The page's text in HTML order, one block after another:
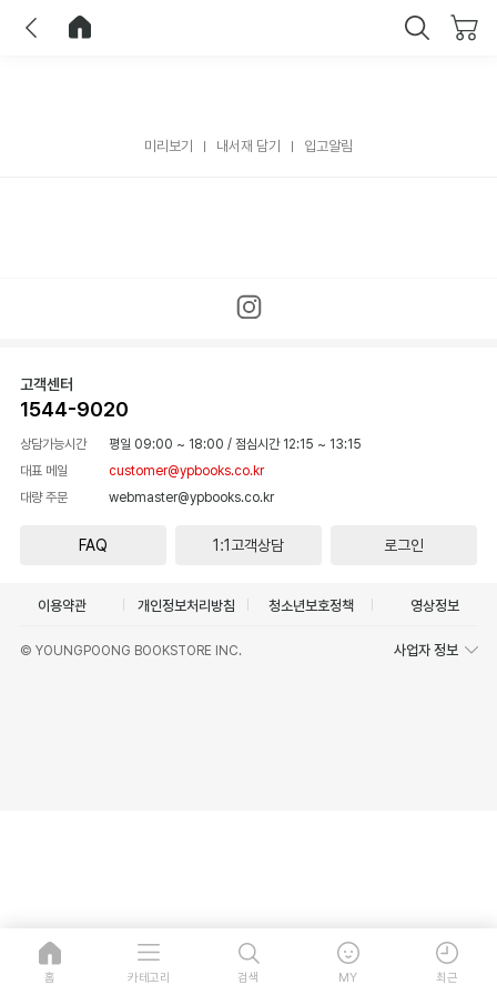
미리보기 내서재 담기 입고알림
고객센터
1544-9020
상담가능시간 평일 09:00 ~ 18:00 / 점심시간 12:15 ~ 13:15
대표 메일
customer@ypbooks.co.kr
대량 주문
webmaster@ypbooks.co.kr
FAQ 1:1고객상담 로그인
이용약관 개인정보처리방침 청소년보호정책 영상정보
© YOUNGPOONG BOOKSTORE INC. 사업자 정보
홈 카테고리 검색 MY 최근